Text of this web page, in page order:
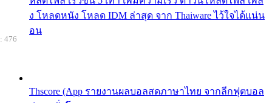
ง โหลดหนัง โหลด IDM ล่าสุด จาก Thaiware ไว้ใจได้แน่น
อน
Thscore (App รายงานผลบอลสดภาษาไทย จากลีกฟุตบอล
476